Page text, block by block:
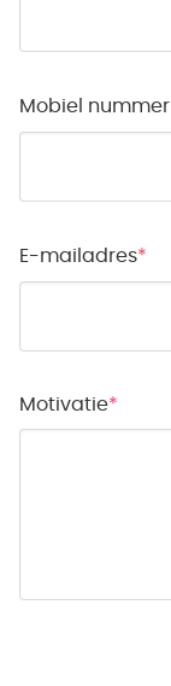
Mobiel nummer
E-mailadres
Motivatie